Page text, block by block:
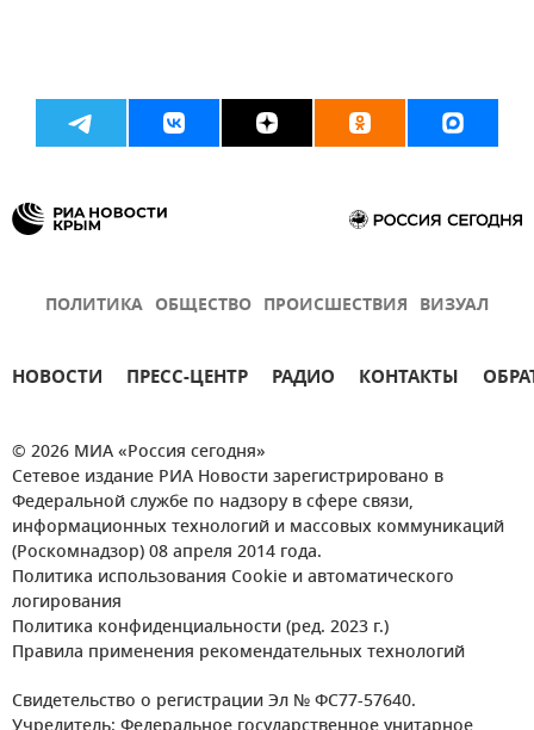
ПОЛИТИКА ОБЩЕСТВО ПРОИСШЕСТВИЯ ВИЗУАЛ
НОВОСТИ ПРЕСС-ЦЕНТР РАДИО КОНТАКТЫ
© 2026 МИА «Россия сегодня»
Сетевое издание РИА Новости зарегистрировано в
Федеральной службе по надзору в сфере связи,
информационных технологий и массовых коммуникаций
(Роскомнадзор) 08 апреля 2014 года.
Политика использования Cookie и автоматического
логирования
Политика конфиденциальности (ред. 2023 г.)
Правила применения рекомендательных технологий
Свидетельство о регистрации Эл № ФС77-57640.